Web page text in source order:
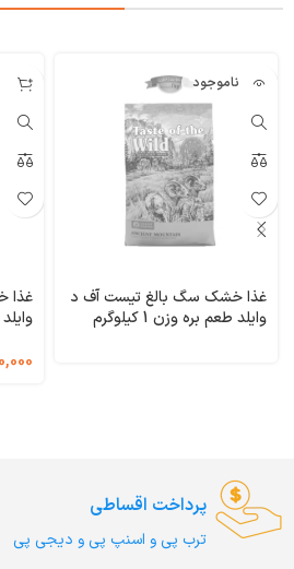
ناموجود
غذا خشک سگ بالغ تیست آف د
وایلد طعم بره وزن 1 کیلوگرم
غذا
پرداخت اقساطی
ترب‌ پی و اسنپ پی و دیجی پی